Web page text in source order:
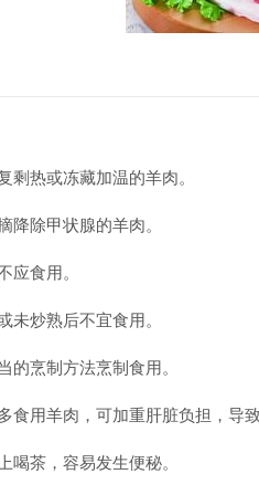
剩热或冻藏加温的羊肉。
降除甲状腺的羊肉。
应食用。
未炒熟后不宜食用。
的烹制方法烹制食用。
食用羊肉，可加重肝脏负担，导
喝茶，容易发生便秘。